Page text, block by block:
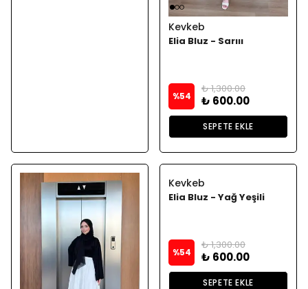
Kevkeb
Elia Bluz - Sarııı
%54
₺ 1,300.00
₺ 600.00
SEPETE EKLE
Kevkeb
Elia Bluz - Yağ Yeşili
%54
₺ 1,300.00
₺ 600.00
SEPETE EKLE